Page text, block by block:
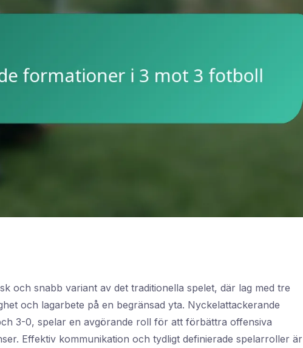
och snabb variant av det traditionella spelet, där lag med tre
och lagarbete på en begränsad yta. Nyckelattackerande
3-0, spelar en avgörande roll för att förbättra offensiva
Effektiv kommunikation och tydligt definierade spelarroller är